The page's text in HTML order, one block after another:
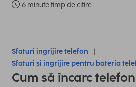
6 minute timp de citire
Sfaturi îngrijire telefon
Sfaturi și îngrijire pentru bateria
Cum să încarc